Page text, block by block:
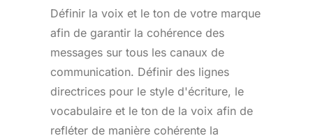
Définir la voix et le ton de votre marque
afin de garantir la cohérence des
messages sur tous les canaux de
communication. Définir des lignes
directrices pour le style d'écriture, le
vocabulaire et le ton de la voix afin de
refléter de manière cohérente la